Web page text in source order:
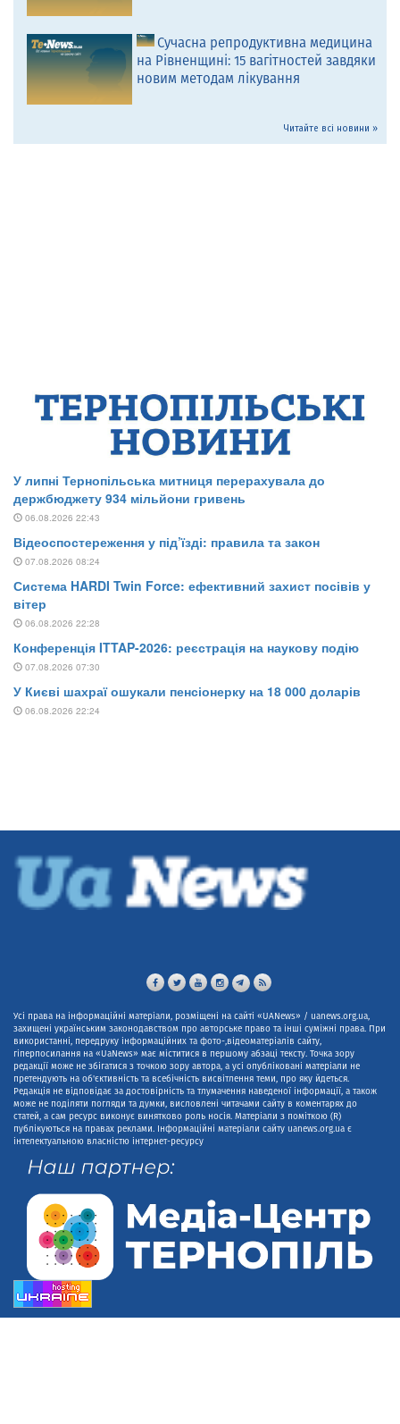
Сучасна репродуктивна медицина
на Рівненщині: 15 вагітностей завдяки
новим методам лікування
Читайте всі новини »
Усі права на інформаційні матеріали, розміщені на сайті «UANews» / uanews.org.ua,
захищені українським законодавством про авторське право та інші суміжні права. При
використанні, передруку інформаційних та фото-,відеоматеріалів сайту,
гіперпосилання на «UaNews» має міститися в першому абзаці тексту. Точка зору
редакції може не збігатися з точкою зору автора, а усі опубліковані матеріали не
претендують на об'єктивність та всебічність висвітлення теми, про яку йдеться.
Редакція не відповідає за достовірність та тлумачення наведеної інформації, а також
може не поділяти погляди та думки, висловлені читачами сайту в коментарях до
статей, а сам ресурс виконує винятково роль носія. Матеріали з поміткою (R)
публікуються на правах реклами. Інформаційні матеріали сайту uanews.org.ua є
інтелектуальною власністю інтернет-ресурсу